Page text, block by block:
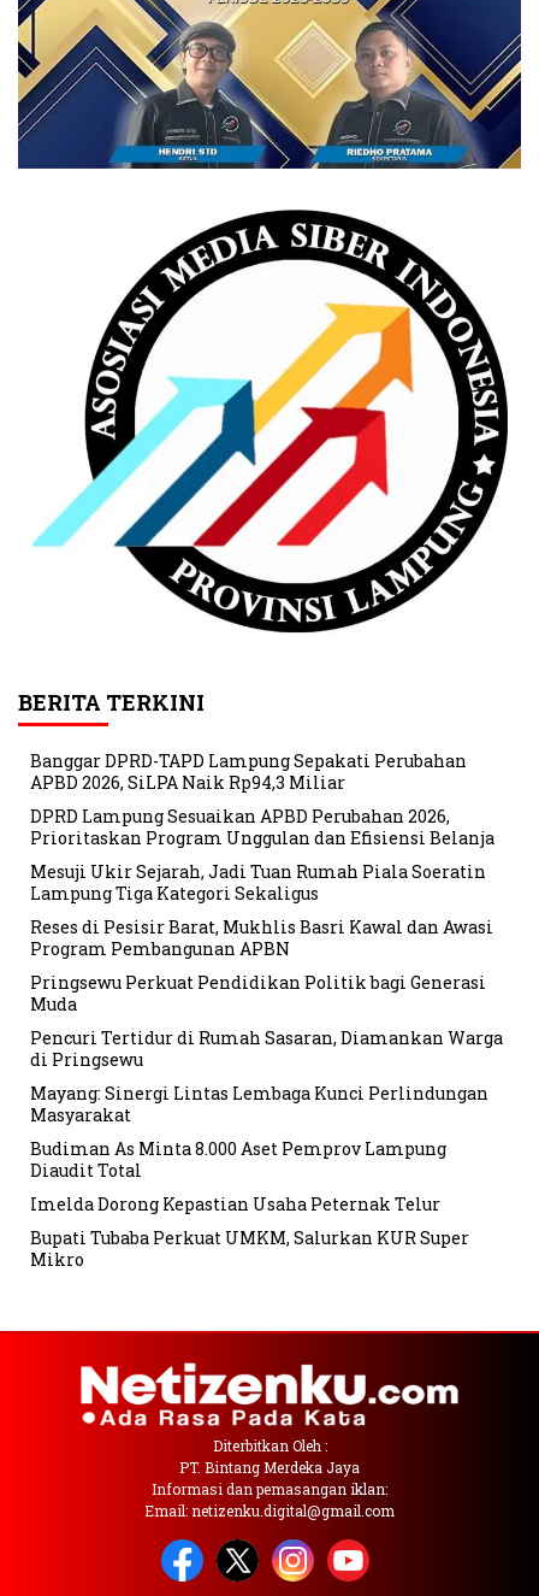
BERITA TERKINI
Banggar DPRD-TAPD Lampung Sepakati Perubahan
APBD 2026, SiLPA Naik Rp94,3 Miliar
DPRD Lampung Sesuaikan APBD Perubahan 2026,
Prioritaskan Program Unggulan dan Efisiensi Belanja
Mesuji Ukir Sejarah, Jadi Tuan Rumah Piala Soeratin
Lampung Tiga Kategori Sekaligus
Reses di Pesisir Barat, Mukhlis Basri Kawal dan Awasi
Program Pembangunan APBN
Pringsewu Perkuat Pendidikan Politik bagi Generasi
Muda
Pencuri Tertidur di Rumah Sasaran, Diamankan Warga
di Pringsewu
Mayang: Sinergi Lintas Lembaga Kunci Perlindungan
Masyarakat
Budiman As Minta 8.000 Aset Pemprov Lampung
Diaudit Total
Imelda Dorong Kepastian Usaha Peternak Telur
Bupati Tubaba Perkuat UMKM, Salurkan KUR Super
Mikro
Diterbitkan Oleh :
PT. Bintang Merdeka Jaya
Informasi dan pemasangan iklan:
Email: netizenku.digital@gmail.com